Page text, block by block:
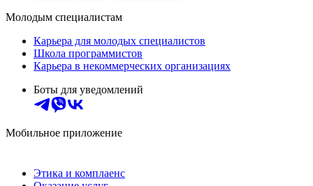
Молодым специалистам
Карьера для молодых специалистов
Школа программистов
Карьера в некоммерческих организациях
Боты для уведомлений
Мобильное приложение
Этика и комплаенс